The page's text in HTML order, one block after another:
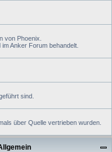
von Phoenix.
Anker Forum behandelt.
sind.
über Quelle vertrieben wurden.